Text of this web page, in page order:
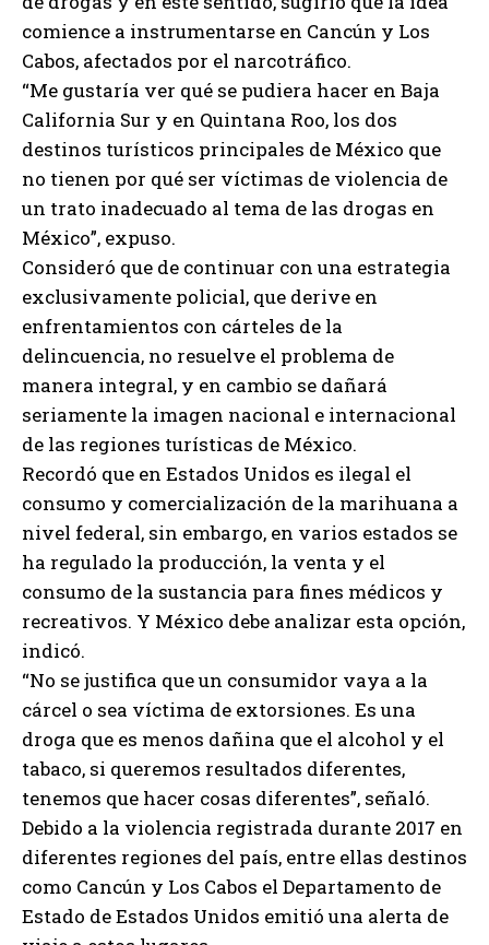
comience a instrumentarse en Cancún y Los
Cabos, afectados por el narcotráfico.
“Me gustaría ver qué se pudiera hacer en Baja
California Sur y en Quintana Roo, los dos
destinos turísticos principales de México que
no tienen por qué ser víctimas de violencia de
un trato inadecuado al tema de las drogas en
México”, expuso.
Consideró que de continuar con una estrategia
exclusivamente policial, que derive en
enfrentamientos con cárteles de la
delincuencia, no resuelve el problema de
manera integral, y en cambio se dañará
seriamente la imagen nacional e internacional
de las regiones turísticas de México.
Recordó que en Estados Unidos es ilegal el
consumo y comercialización de la marihuana a
nivel federal, sin embargo, en varios estados se
ha regulado la producción, la venta y el
consumo de la sustancia para fines médicos y
recreativos. Y México debe analizar esta opción,
indicó.
“No se justifica que un consumidor vaya a la
cárcel o sea víctima de extorsiones. Es una
droga que es menos dañina que el alcohol y el
tabaco, si queremos resultados diferentes,
tenemos que hacer cosas diferentes”, señaló.
Debido a la violencia registrada durante 2017 en
diferentes regiones del país, entre ellas destinos
como Cancún y Los Cabos el Departamento de
Estado de Estados Unidos emitió una alerta de